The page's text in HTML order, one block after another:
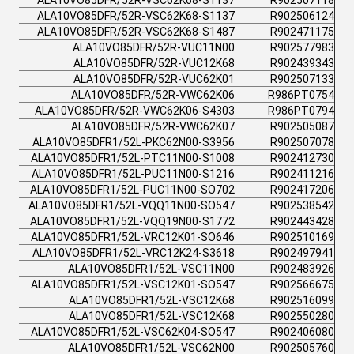
R902506124
ALA10VO85DFR/52R-VSC62K68-S1137
R902471175
ALA10VO85DFR/52R-VSC62K68-S1487
R902577983
ALA10VO85DFR/52R-VUC11N00
R902439343
ALA10VO85DFR/52R-VUC12K68
R902507133
ALA10VO85DFR/52R-VUC62K01
R986PT0754
ALA10VO85DFR/52R-VWC62K06
R986PT0794
ALA10VO85DFR/52R-VWC62K06-S4303
R902505087
ALA10VO85DFR/52R-VWC62K07
R902507078
ALA10VO85DFR1/52L-PKC62N00-S3956
R902412730
ALA10VO85DFR1/52L-PTC11N00-S1008
R902411216
ALA10VO85DFR1/52L-PUC11N00-S1216
R902417206
ALA10VO85DFR1/52L-PUC11N00-SO702
R902538542
ALA10VO85DFR1/52L-VQQ11N00-SO547
R902443428
ALA10VO85DFR1/52L-VQQ19N00-S1772
R902510169
ALA10VO85DFR1/52L-VRC12K01-SO646
R902497941
ALA10VO85DFR1/52L-VRC12K24-S3618
R902483926
ALA10VO85DFR1/52L-VSC11N00
R902566675
ALA10VO85DFR1/52L-VSC12K01-SO547
R902516099
ALA10VO85DFR1/52L-VSC12K68
R902550280
ALA10VO85DFR1/52L-VSC12K68
R902406080
ALA10VO85DFR1/52L-VSC62K04-SO547
R902505760
ALA10VO85DFR1/52L-VSC62N00